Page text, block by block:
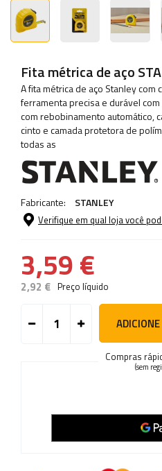
Fita métrica de aço
A fita métrica de aço Stanley com
ferramenta precisa e durável
com rebobinamento automático,
cinto e camada protetora de
todas as
Fabricante: STANLEY
Verifique em qual loja você
3,59 €
2,92 € Preço líquido
Compras
(sem